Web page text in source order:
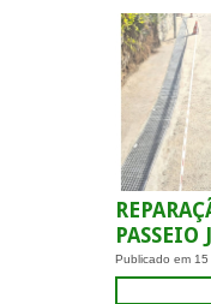
PASSEIO
Publicado em 15